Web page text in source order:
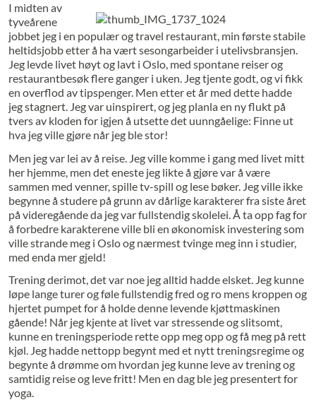
I midten av
tyveårene
jobbet jeg i en populær og travel restaurant, min første stabile
heltidsjobb etter å ha vært sesongarbeider i utelivsbransjen.
Jeg levde livet høyt og lavt i Oslo, med spontane reiser og
restaurantbesøk flere ganger i uken. Jeg tjente godt, og vi fikk
en overflod av tipspenger. Men etter et år med dette hadde
jeg stagnert. Jeg var uinspirert, og jeg planla en ny flukt på
tvers av kloden for igjen å utsette det uunngåelige: Finne ut
hva jeg ville gjøre når jeg ble stor!
Men jeg var lei av å reise. Jeg ville komme i gang med livet mitt
her hjemme, men det eneste jeg likte å gjøre var å være
sammen med venner, spille tv-spill og lese bøker. Jeg ville ikke
begynne å studere på grunn av dårlige karakterer fra siste året
på videregående da jeg var fullstendig skolelei. Å ta opp fag for
å forbedre karakterene ville bli en økonomisk investering som
ville strande meg i Oslo og nærmest tvinge meg inn i studier,
med enda mer gjeld!
Trening derimot, det var noe jeg alltid hadde elsket. Jeg kunne
løpe lange turer og føle fullstendig fred og ro mens kroppen og
hjertet pumpet for å holde denne levende kjøttmaskinen
gående! Når jeg kjente at livet var stressende og slitsomt,
kunne en treningsperiode rette opp meg opp og få meg på rett
kjøl. Jeg hadde nettopp begynt med et nytt treningsregime og
begynte å drømme om hvordan jeg kunne leve av trening og
samtidig reise og leve fritt! Men en dag ble jeg presentert for
yoga.